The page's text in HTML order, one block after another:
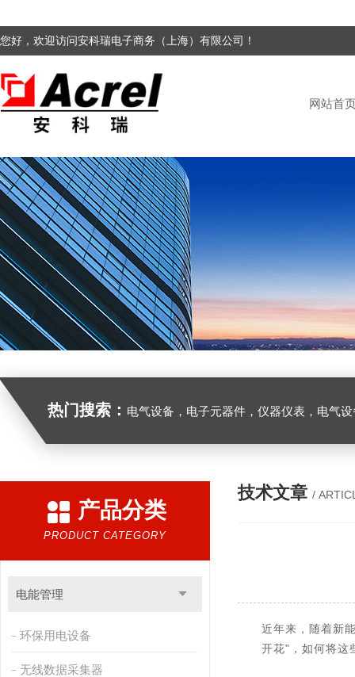
您好，欢迎访问安科瑞电子商务（上海）有限公司！
网站首
热门搜索： 电气设备，电子元器件，仪器仪表，电气
产品分类
PRODUCT CATEGORY
电能管理
环保用电设备
无线数据采集器
技术文章 /
近年来，随着新
开花"，如何将这